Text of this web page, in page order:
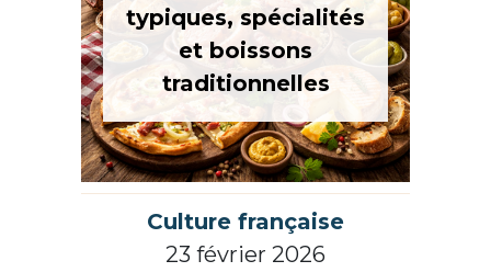
typiques, spécialités
et boissons
traditionnelles
Culture française
23 février 2026